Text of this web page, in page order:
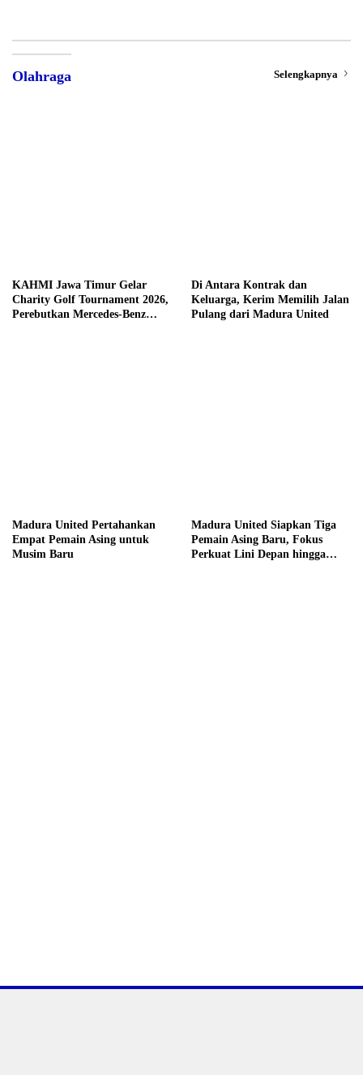
Olahraga Selengkapnya
KAHMI Jawa Timur Gelar
Charity Golf Tournament 2026,
Perebutkan Mercedes-Benz
Di Antara Kontrak dan
Keluarga, Kerim Memilih Jalan
Pulang dari Madura United
Madura United Pertahankan
Empat Pemain Asing untuk
Musim Baru
Madura United Siapkan Tiga
Pemain Asing Baru, Fokus
Perkuat Lini Depan hingga